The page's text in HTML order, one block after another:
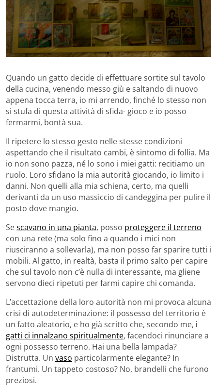
Quando un gatto decide di effettuare sortite sul tavolo
della cucina, venendo messo giù e saltando di nuovo
appena tocca terra, io mi arrendo, finché lo stesso non
si stufa di questa attività di sfida- gioco e io posso
fermarmi, bontà sua.
Il ripetere lo stesso gesto nelle stesse condizioni
aspettando che il risultato cambi, è sintomo di follia. Ma
io non sono pazza, né lo sono i miei gatti: recitiamo un
ruolo. Loro sfidano la mia autorità giocando, io limito i
danni. Non quelli alla mia schiena, certo, ma quelli
derivanti da un uso massiccio di candeggina per pulire il
posto dove mangio.
Sescavano in una pianta, posso proteggere il terreno
con una rete (ma solo fino a quando i mici non
riusciranno a sollevarla), ma non posso far sparire tutti i
mobili. Al gatto, in realtà, basta il primo salto per capire
che sul tavolo non c’è nulla di interessante, ma gliene
servono dieci ripetuti per farmi capire chi comanda.
L’accettazione della loro autorità non mi provoca alcuna
crisi di autodeterminazione: il possesso del territorio è
un fatto aleatorio, e ho già scritto che, secondo me, i
gatti ci innalzano spiritualmente, facendoci rinunciare a
ogni possesso terreno. Hai una bella lampada?
Distrutta. Un vaso particolarmente elegante? In
frantumi. Un tappeto costoso? No, brandelli che furono
preziosi.